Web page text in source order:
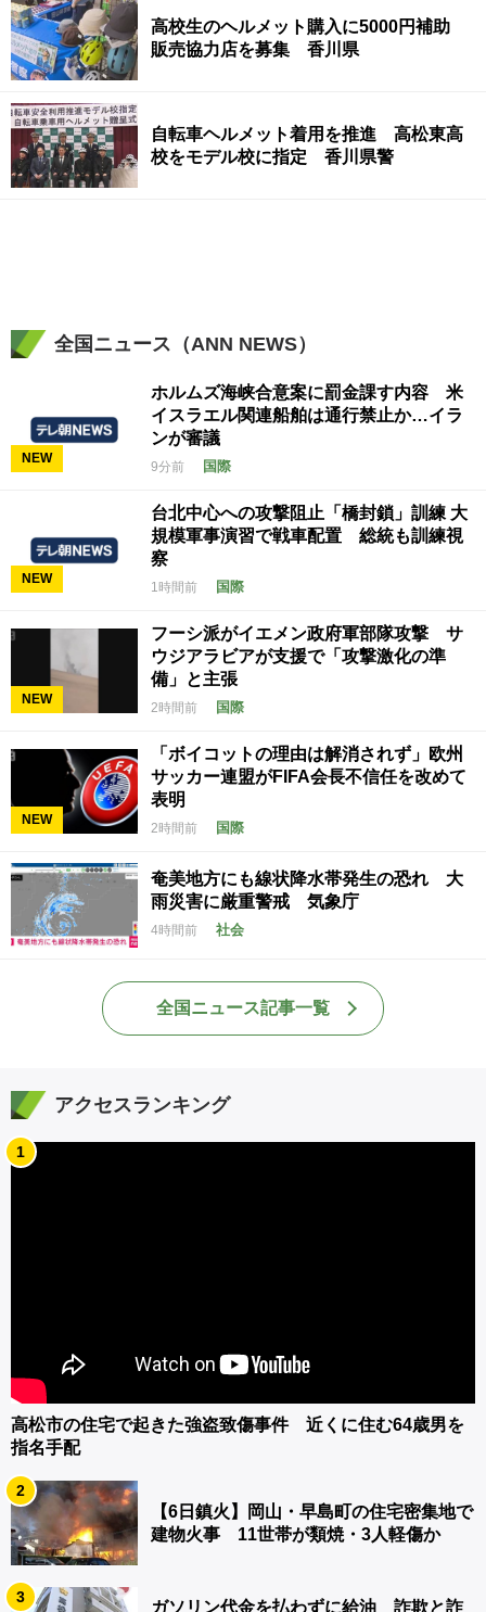
高校生のヘルメット購入に5000円補助
販売協力店を募集 香川県
自転車ヘルメット着用を推進 高松東高
校をモデル校に指定 香川県警
全国ニュース（ANN NEWS）
NEW
ホルムズ海峡合意案に罰金課す内容 米
イスラエル関連船舶は通行禁止か…イラ
ンが審議
9分前 国際
NEW
台北中心への攻撃阻止「橋封鎖」訓練 大
規模軍事演習で戦車配置 総統も訓練視
察
1時間前 国際
NEW
フーシ派がイエメン政府軍部隊攻撃 サ
ウジアラビアが支援で「攻撃激化の準
備」と主張
2時間前 国際
NEW
「ボイコットの理由は解消されず」欧州
サッカー連盟がFIFA会長不信任を改めて
表明
2時間前 国際
奄美地方にも線状降水帯発生の恐れ 大
雨災害に厳重警戒 気象庁
4時間前 社会
全国ニュース記事一覧
アクセスランキング
1
高松市の住宅で起きた強盗致傷事件 近くに住む64歳男を
指名手配
2
【6日鎮火】岡山・早島町の住宅密集地で
建物火事 11世帯が類焼・3人軽傷か
3
ガソリン代金を払わずに給油 詐欺と詐